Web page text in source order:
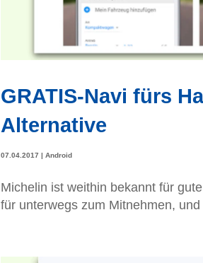
GRATIS-Navi fürs
Alternative
07.04.2017 | Android
Michelin ist weithin bekannt für
für unterwegs zum Mitnehmen,